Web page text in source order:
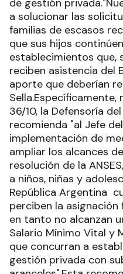
de gestión
a solucionar las
familias de escasos
que sus hijos
establecimientos que,
reciben asistencia del
aporte que deberían
Sella.Específicamente,
36/10, la Defensoría
recomienda "al Jefe
implementación de
ampliar los alcances
resolución de la
a niños, niñas y
República Argentina
perciben la
en tanto no alcanzan
Salario Mínimo Vital y
que concurran a
gestión privada con